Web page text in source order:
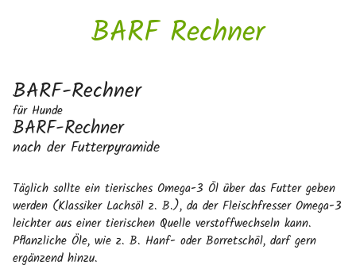
BARF Rechner
BARF-Rechner
für Hunde
BARF-Rechner
nach der Futterpyramide
Täglich sollte ein tierisches Omega-3 Öl über das Futter geben
werden (Klassiker Lachsöl z. B.), da der Fleischfresser Omega-3
leichter aus einer tierischen Quelle verstoffwechseln kann.
Pflanzliche Öle, wie z. B. Hanf- oder Borretschöl, darf gern
ergänzend hinzu.